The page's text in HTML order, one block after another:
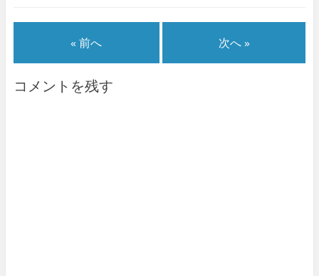
« 前へ 次へ »
コメントを残す